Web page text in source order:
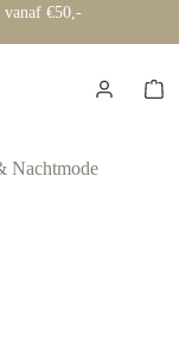
€50,-
Nachtmode